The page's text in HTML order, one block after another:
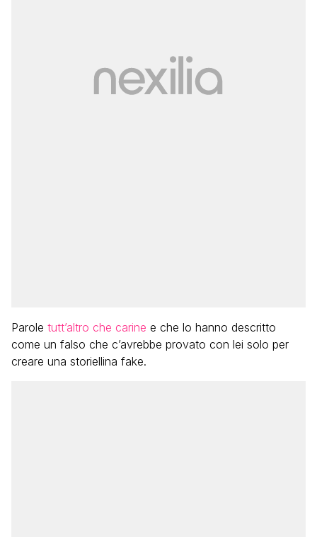
Parole tutt’altro che carine e che lo hanno descritto
come un falso che c’avrebbe provato con lei solo per
creare una storiellina fake.